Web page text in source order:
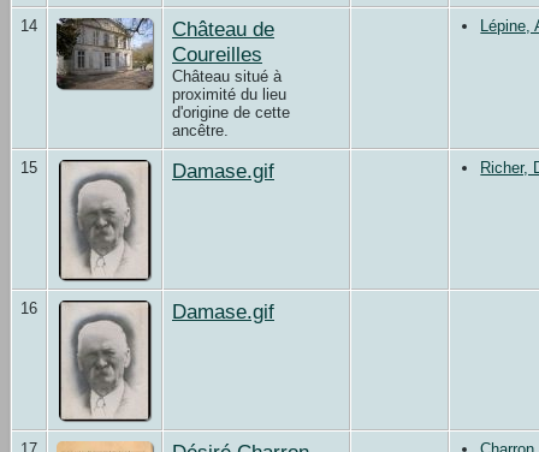
14
Château de
Coureilles
Château situé à
proximité du lieu
d'origine de cette
ancêtre.
Lépine,
15 Damase.gif Richer,
16 Damase.gif